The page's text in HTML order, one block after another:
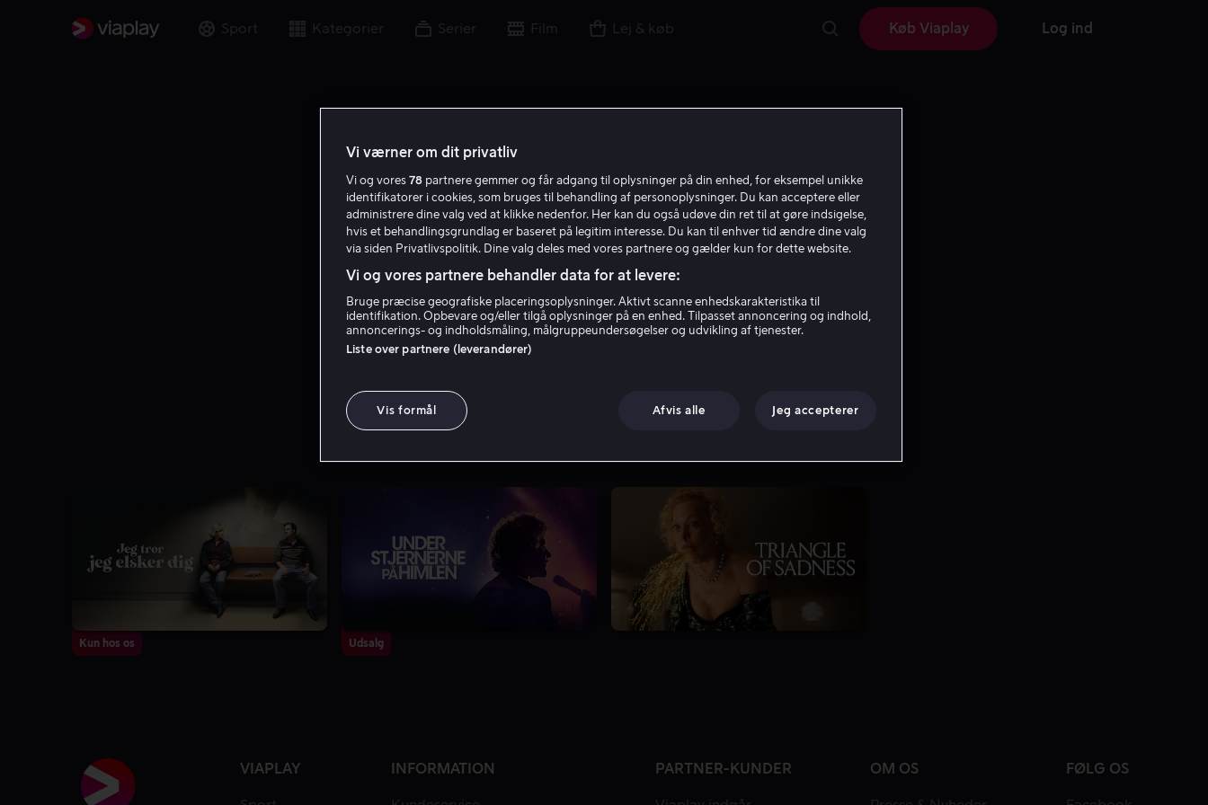
Sport Kategorier Serier Film Lej & køb Køb Viaplay Log ind
Vicki Berlin
Kun hos os Udsalg
VIAPLAY INFORMATION PARTNER-KUNDER OM OS FØLG OS
Vi værner om dit privatliv
Vi og vores 78 partnere gemmer og får adgang til oplysninger på din enhed, for eksempel unikke
identifikatorer i cookies, som bruges til behandling af personoplysninger. Du kan acceptere eller
administrere dine valg ved at klikke nedenfor. Her kan du også udøve din ret til at gøre indsigelse,
hvis et behandlingsgrundlag er baseret på legitim interesse. Du kan til enhver tid ændre dine valg
via siden Privatlivspolitik. Dine valg deles med vores partnere og gælder kun for dette website.
Vi og vores partnere behandler data for at levere:
Bruge præcise geografiske placeringsoplysninger. Aktivt scanne enhedskarakteristika til
identifikation. Opbevare og/eller tilgå oplysninger på en enhed. Tilpasset annoncering og indhold,
annoncerings- og indholdsmåling, målgruppeundersøgelser og udvikling af tjenester.
Liste over partnere (leverandører)
Vis formål Afvis alle Jeg accepterer